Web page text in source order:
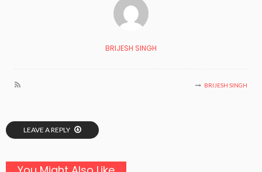
BRIJESH SINGH
BRIJESH SINGH
LEAVE A REPLY